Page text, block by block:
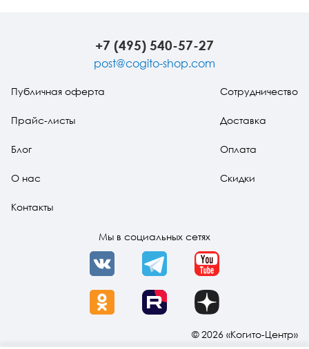
+7 (495) 540-57-27
post@cogito-shop.com
Публичная оферта
Прайс-листы
Блог
О нас
Контакты
Сотрудничество
Доставка
Оплата
Скидки
Мы в социальных сетях
VK Telegram YouTube
OK Rutube Dzen
© 2026 «Когито-Центр»